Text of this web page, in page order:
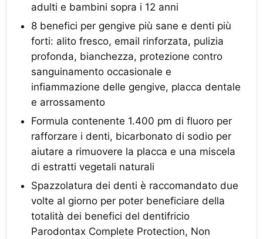
adulti e bambini sopra i 12 anni
8 benefici per gengive più sane e denti più
forti: alito fresco, email rinforzata, pulizia
profonda, bianchezza, protezione contro
sanguinamento occasionale e
infiammazione delle gengive, placca dentale
e arrossamento
Formula contenente 1.400 pm di fluoro per
rafforzare i denti, bicarbonato di sodio per
aiutare a rimuovere la placca e una miscela
di estratti vegetali naturali
Spazzolatura dei denti è raccomandato due
volte al giorno per poter beneficiare della
totalità dei benefici del dentifricio
Parodontax Complete Protection, Non